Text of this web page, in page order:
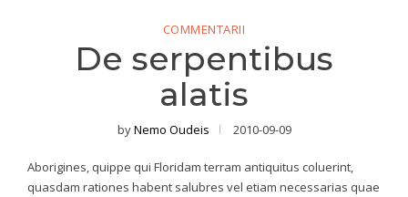
COMMENTARII
De serpentibus
alatis
byNemo Oudeis 2010-09-09
Aborigines, quippe qui Floridam terram antiquitus coluerint,
quasdam rationes habent salubres vel etiam necessarias quae